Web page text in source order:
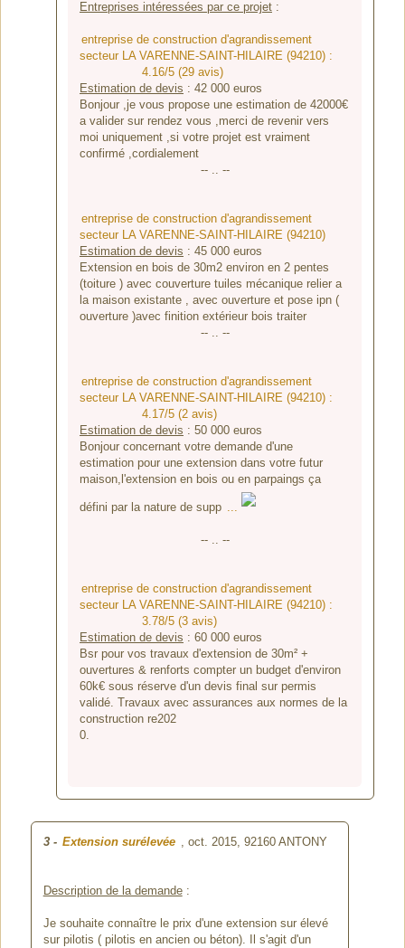
Entreprises intéressées par ce projet:
entreprise de construction d'agrandissement
secteur LA VARENNE-SAINT-HILAIRE (94210) :
4.16/5 (29 avis)
Estimation de devis : 42 000euros
Bonjour ,je vous propose une estimation de 42000€
a valider sur rendez vous ,merci de revenir vers
moi uniquement ,si votre projet est vraiment
confirmé ,cordialement
-- .. --
entreprise de construction d'agrandissement
secteur LA VARENNE-SAINT-HILAIRE (94210)
Estimation de devis : 45 000euros
Extension en bois de 30m2 environ en 2 pentes
(toiture ) avec couverture tuiles mécanique relier a
la maison existante , avec ouverture et pose ipn (
ouverture )avec finition extérieur bois traiter
-- .. --
entreprise de construction d'agrandissement
secteur LA VARENNE-SAINT-HILAIRE (94210) :
4.17/5 (2 avis)
Estimation de devis : 50 000euros
Bonjour concernant votre demande d'une
estimation pour une extension dans votre futur
maison,l'extension en bois ou en parpaings ça
défini par la nature de supp
-- .. --
entreprise de construction d'agrandissement
secteur LA VARENNE-SAINT-HILAIRE (94210) :
3.78/5 (3 avis)
Estimation de devis : 60 000euros
Bsr pour vos travaux d'extension de 30m² +
ouvertures & renforts compter un budget d'environ
60k€ sous réserve d'un devis final sur permis
validé. Travaux avec assurances aux normes de la
construction re202
0.
3- Extension surélevée , oct. 2015, 92160 ANTONY
Description de la demande:
Je souhaite connaître le prix d'une extension sur élevé
sur pilotis ( pilotis en ancien ou béton). Il s'agit d'un